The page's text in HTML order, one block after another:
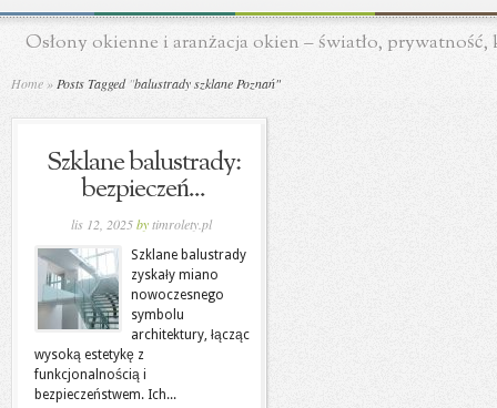
Osłony okienne i aranżacja okien – światło,
Home » Posts Tagged "balustrady szklane Poznań"
Szklane balustrady:
bezpieczeń...
lis 12, 2025by timrolety.pl
Szklane balustrady
zyskały miano
nowoczesnego
symbolu
architektury, łącząc
wysoką estetykę z
funkcjonalnością i
bezpieczeństwem. Ich...